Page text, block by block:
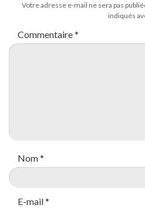
Votre adresse e-mail ne sera pas
indiqués
Commentaire*
Nom*
E-mail*